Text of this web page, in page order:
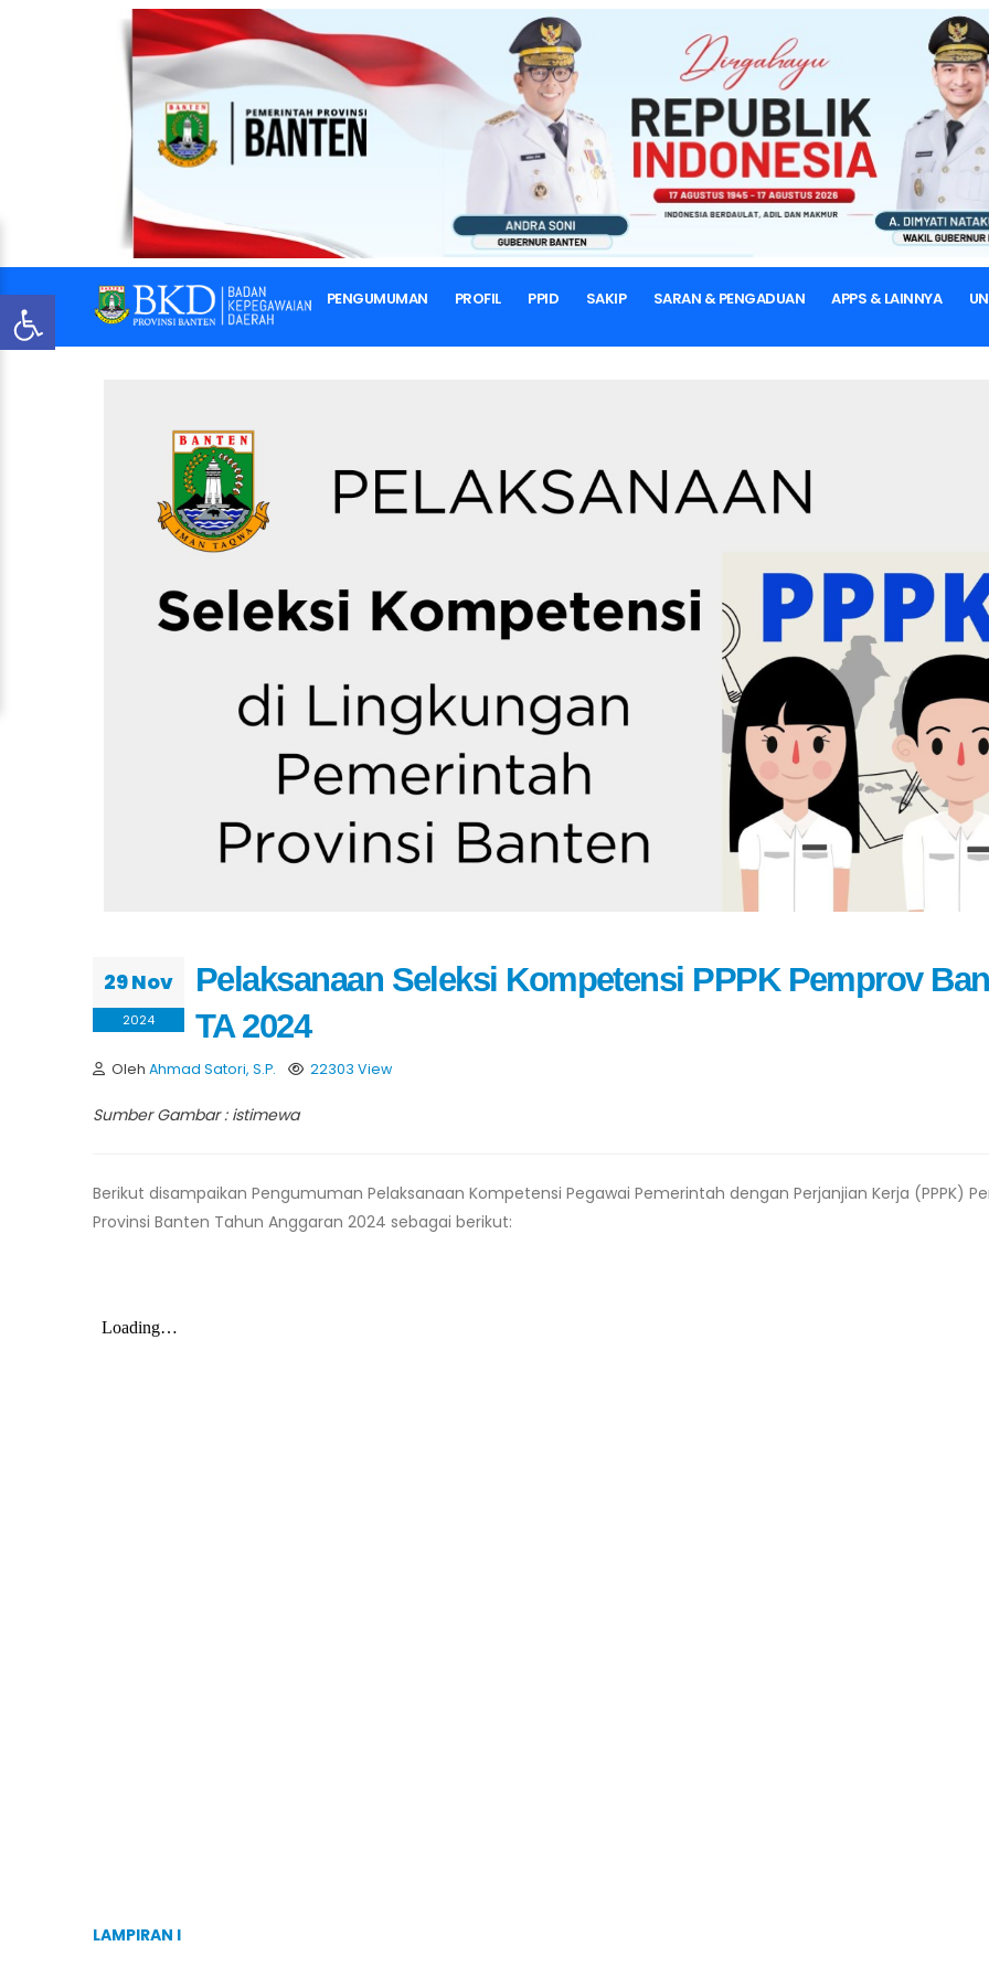
PENGUMUMAN PROFIL PPID SAKIP SARAN & PENGADUAN APPS & LAINNYA
CPNS
BERANDA BERITA & ARTIKEL
29 Nov
2024
Pelaksanaan Seleksi Kompetensi PPPK Pemprov
TA 2024
Oleh Ahmad Satori, S.P. 22303 View
Sumber Gambar : istimewa
Berikut disampaikan Pengumuman Pelaksanaan Kompetensi Pegawai Pemerintah dengan Perjanjian Kerja (PPPK)
Provinsi Banten Tahun Anggaran 2024 sebagai berikut:
LAMPIRAN I